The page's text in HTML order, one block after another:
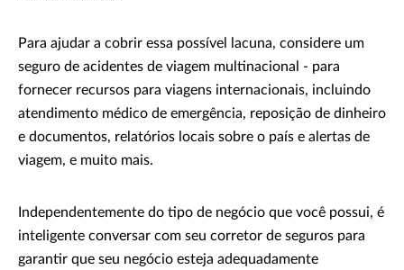
Para ajudar a cobrir essa possível lacuna, considere um
seguro de acidentes de viagem multinacional - para
fornecer recursos para viagens internacionais, incluindo
atendimento médico de emergência, reposição de dinheiro
e documentos, relatórios locais sobre o país e alertas de
viagem, e muito mais.
Independentemente do tipo de negócio que você possui, é
inteligente conversar com seu corretor de seguros para
garantir que seu negócio esteja adequadamente